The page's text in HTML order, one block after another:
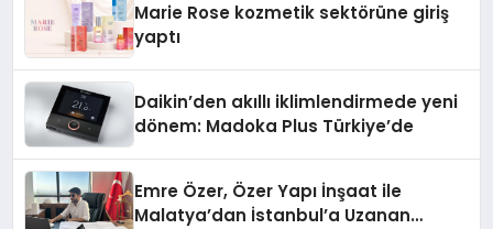
Marie Rose kozmetik sektörüne giriş
yaptı
Daikin’den akıllı iklimlendirmede yeni
dönem: Madoka Plus Türkiye’de
Emre Özer, Özer Yapı İnşaat ile
Malatya’dan İstanbul’a Uzanan